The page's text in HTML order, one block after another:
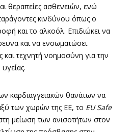
θεραπείες ασθενειών, ενώ
κινδύνου όπως ο
και το αλκοόλ. Επιδιώκει να
και να ενσωματώσει
τεχνητή νοημοσύνη για την
καρδιαγγειακών θανάτων να
των χωρών της ΕΕ, το EU Safe
μείωση των ανισοτήτων στον